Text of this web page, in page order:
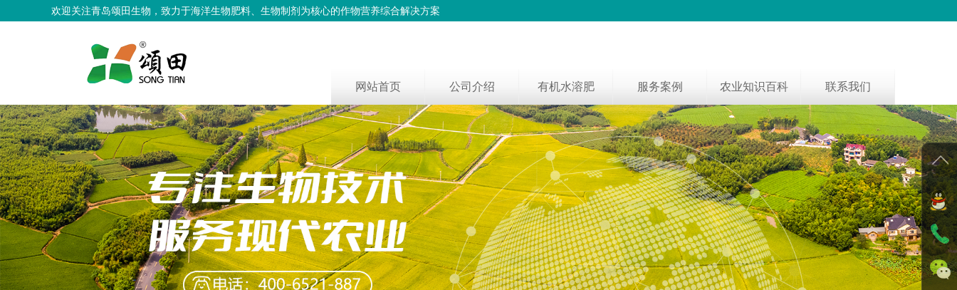
欢迎关注青岛颂田生物，致力于海洋生物肥料、生物制剂为核心的作物营养综合解决方案
网站首页 公司介绍 有机水溶肥 服务案例 农业知识百科 联系我们